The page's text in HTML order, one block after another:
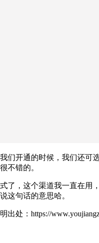
们开通的时候，我们还
不错的。
了，这个渠道我一直在
这句话的意思哈。
出处：https://